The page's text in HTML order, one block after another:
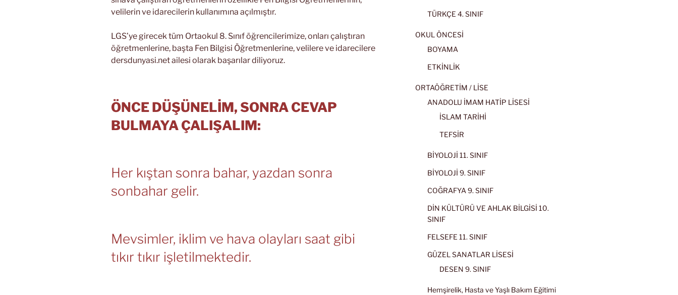
velilerin ve idarecilerin kullanımına açılmıştır.
LGS’ye girecek tüm Ortaokul 8. Sınıf öğrencilerimize, onları çalıştıran
öğretmenlerine, başta Fen Bilgisi Öğretmenlerine, velilere ve idarecilere
dersdunyasi.net ailesi olarak başarılar diliyoruz.
ÖNCE DÜŞÜNELİM, SONRA CEVAP
BULMAYA ÇALIŞALIM:
Her kıştan sonra bahar, yazdan sonra
sonbahar gelir.
Mevsimler, iklim ve hava olayları saat gibi
tıkır tıkır işletilmektedir.
TÜRKÇE 4. SINIF
OKUL ÖNCESİ
BOYAMA
ETKİNLİK
ORTAÖĞRETİM / LİSE
ANADOLU İMAM HATİP LİSESİ
İSLAM TARİHİ
TEFSİR
BİYOLOJİ 11. SINIF
BİYOLOJİ 9. SINIF
COĞRAFYA 9. SINIF
DİN KÜLTÜRÜ VE AHLAK BİLGİSİ 10.
SINIF
FELSEFE 11. SINIF
GÜZEL SANATLAR LİSESİ
DESEN 9. SINIF
Hemşirelik, Hasta ve Yaşlı Bakım Eğitimi